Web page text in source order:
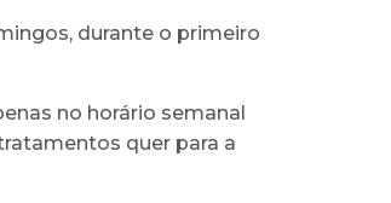
durante o primeiro
no horário semanal
quer para a